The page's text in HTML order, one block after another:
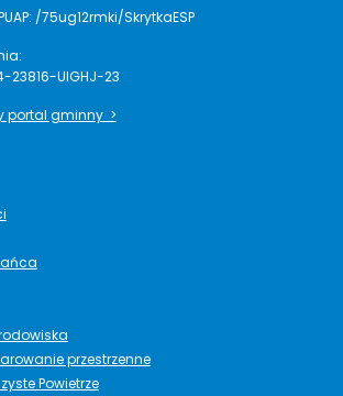
/75ug12rmki/SkrytkaESP
23816-UIGHJ-23
portal gminny >
przestrzenne
Powietrze